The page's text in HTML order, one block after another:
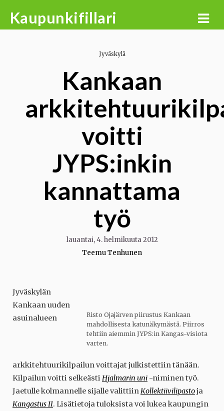
Kaupunkifillari
Jyväskylä
Kankaan
voitti
JYPS:inkin
kannattama
työ
lauantai, 4. helmikuuta 2012
Teemu Tenhunen
Risto Ojajärven piirustus Kankaan
mahdollisesta katunäkymästä. Piirros
tehtiin aiemmin JYPS:in Kangas-visiota
varten.
Jyväskylän
Kankaan uuden
asuinalueen
arkkitehtuurikilpailun voittajat julkistettiin tänään.
Kilpailun voitti selkeästi Hjalmarin uni -niminen työ.
Jaetulle kolmannelle sijalle valittiinKollektiivilipastoja
Kangastus II. Lisätietoja tuloksista voi lukea kaupungin